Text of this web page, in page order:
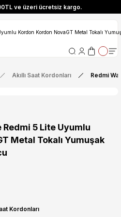
ve üzeri ücretsiz kargo.
alışverişlerinizde %10 indirim
ve üzeri ücretsiz kargo.
alışverişlerinizde %10 indirim
Akıllı Saat Kordonları Redmi
5 Lite Uyumlu
Metal Tokalı Yumuşak
Kordonları